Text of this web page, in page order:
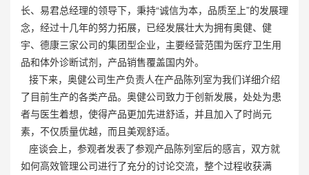
长、易君总经理的领导下，秉持“诚信为本，品质至上”的发展理
念，经过十几年的努力拓展，已经发展壮大为拥有奥健、健
宇、德康三家公司的集团型企业，主要经营范围为医疗卫生用
品和体外诊断试剂，产品销售覆盖国内外。
接下来，奥健公司生产负责人在产品陈列室为我们详细介绍
了目前生产的各类产品。奥健公司致力于创新发展，处处为患
者与医生着想，使得产品更加先进舒适，并且加入了时尚元
素，不仅质量优越，而且美观舒适。
座谈会上，参观者发表了参观产品陈列室后的感言，双方就
如何高效管理公司进行了充分的讨论交流，整个过程收获满